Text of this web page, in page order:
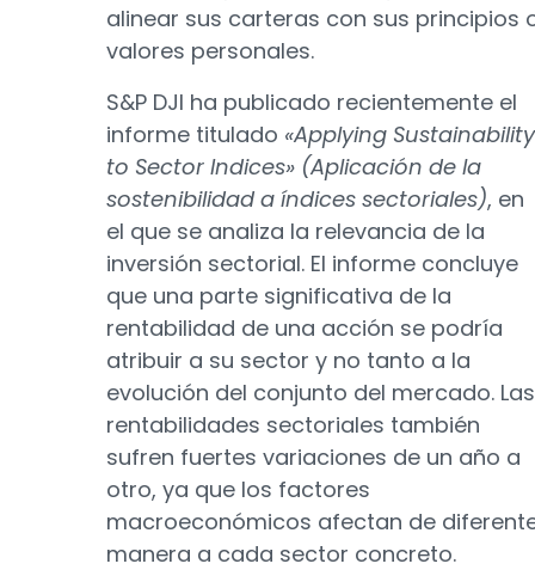
alinear sus carteras con sus principios
valores personales.
S&P DJI ha publicado recientemente el
informe titulado «Applying Sustainability
to Sector Indices» (Aplicación de la
sostenibilidad a índices sectoriales), en
el que se analiza la relevancia de la
inversión sectorial. El informe concluye
que una parte significativa de la
rentabilidad de una acción se podría
atribuir a su sector y no tanto a la
evolución del conjunto del mercado. Las
rentabilidades sectoriales también
sufren fuertes variaciones de un año a
otro, ya que los factores
macroeconómicos afectan de
manera a cada sector concreto.